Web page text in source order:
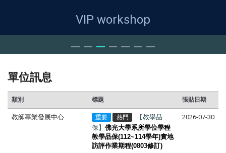
VIP workshop
單位訊息
類別 標題 張貼日期
教師專業發展中心 重要 熱門
【教學品
保】 佛光大學系所學位學程
教學品保(112~114學年)實地
訪評作業期程(0803修訂)
2026-07-30